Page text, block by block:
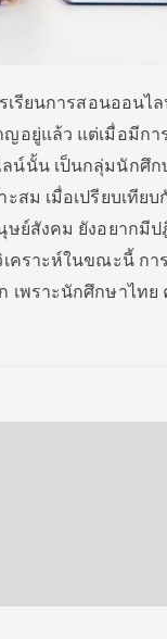
รียนการสอนออนไ
ญอยู่แล้ว แต่เมื่อมีก
ลน์นั้น เป็นกลุ่มนักศึ
สม เมื่อเปรียบเทีย
ษย์สังคม ยังอยากมี
คราะห์ในขณะนี้ ก
เพราะนักศึกษาไท